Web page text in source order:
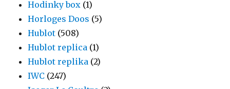
Hodinky box (1)
Horloges Doos (5)
Hublot (508)
Hublot replica (1)
Hublot replika (2)
IWC (247)